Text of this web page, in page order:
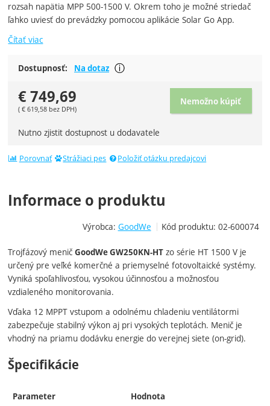
rozsah napätia MPP 500-1500 V. Okrem toho je možné striedač
ľahko uviesť do prevádzky pomocou aplikácie Solar Go App.
Čítať viac
Dostupnosť: Na dotaz
€749,69
( € 619,58 bez DPH)
Nemožno kúpiť
Nutno zjistit dostupnost u dodavatele
Porovnať Strážiaci pes Položiť otázku predajcovi
Informace o produktu
Výrobca: GoodWe Kód produktu: 02-600074
Trojfázový meničGoodWe GW250KN-HT zo série HT 1500 V je
určený pre veľké komerčné a priemyselné fotovoltaické systémy.
Vyniká spoľahlivosťou, vysokou účinnosťou a možnosťou
vzdialeného monitorovania.
Vďaka 12 MPPT vstupom a odolnému chladeniu ventilátormi
zabezpečuje stabilný výkon aj pri vysokých teplotách. Menič je
vhodný na priamu dodávku energie do verejnej siete (on-grid).
Špecifikácie
Parameter Hodnota